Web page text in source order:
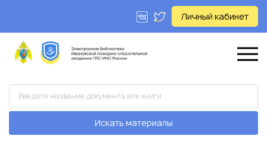
Личный кабинет
Искать материалы